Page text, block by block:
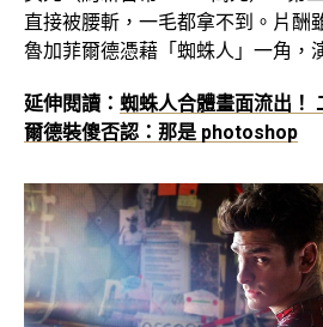
直接被腰斬，一毛都拿不到。片酬
魯加菲爾德憑藉「蜘蛛人」一角，
延伸閱讀： 蜘蛛人合體畫面流出！
爾德裝傻否認：那是 photoshop